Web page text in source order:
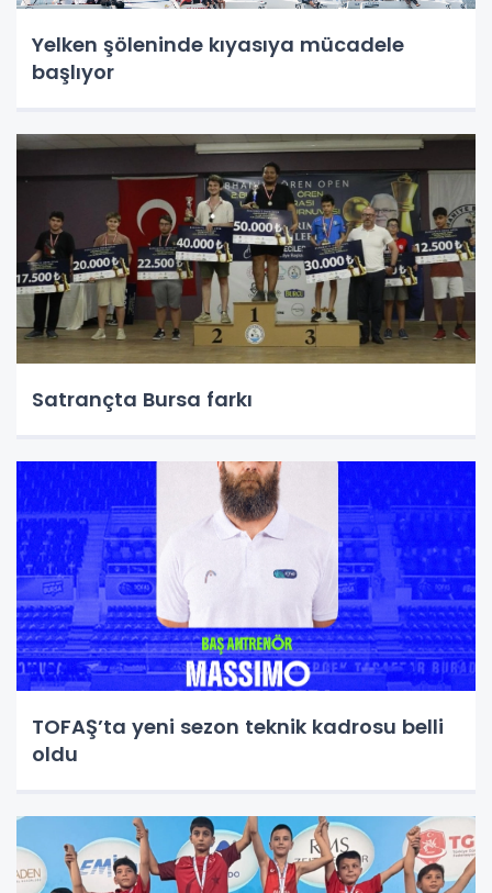
Yelken şöleninde kıyasıya mücadele
başlıyor
Satrançta Bursa farkı
TOFAŞ’ta yeni sezon teknik kadrosu belli
oldu